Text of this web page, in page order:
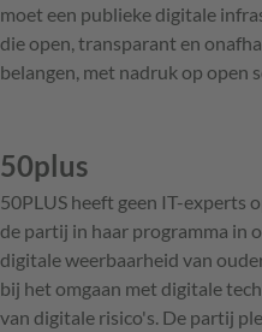
moet een publieke digitale
die open, transparant en
belangen, met nadruk op open
50plus
50PLUS heeft geen IT-experts
de partij in haar programma in
digitale weerbaarheid van
bij het omgaan met digitale
van digitale risico's. De partij